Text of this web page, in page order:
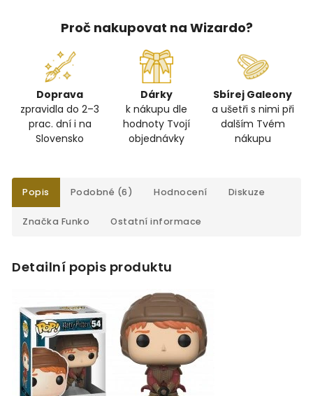
Proč nakupovat na Wizardo?
Doprava
zpravidla do 2–3
prac. dní i na
Slovensko
Dárky
k nákupu dle
hodnoty Tvojí
objednávky
Sbírej Galeony
a ušetři s nimi při
dalším Tvém
nákupu
Popis Podobné (6) Hodnocení Diskuze
Značka Funko Ostatní informace
Detailní popis produktu